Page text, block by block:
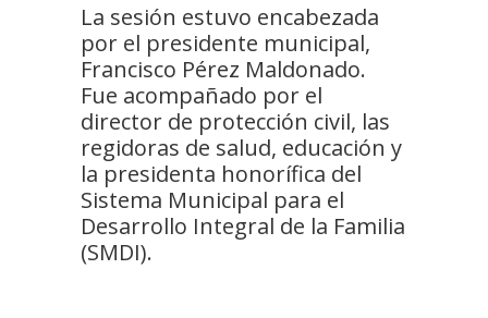
La sesión estuvo encabezada
por el presidente municipal,
Francisco Pérez Maldonado.
Fue acompañado por el
director de protección civil, las
regidoras de salud, educación y
la presidenta honorífica del
Sistema Municipal para el
Desarrollo Integral de la Familia
(SMDI).